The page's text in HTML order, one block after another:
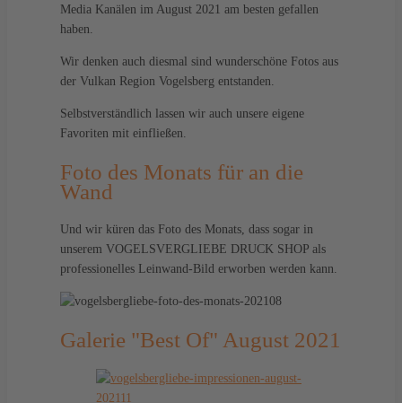
Media Kanälen im August 2021 am besten gefallen
haben.
Wir denken auch diesmal sind wunderschöne Fotos aus
der Vulkan Region Vogelsberg entstanden.
Selbstverständlich lassen wir auch unsere eigene
Favoriten mit einfließen.
Foto des Monats für an die
Wand
Und wir küren das Foto des Monats, dass sogar in
unserem VOGELSVERGLIEBE DRUCK SHOP als
professionelles Leinwand-Bild erworben werden kann.
Galerie "Best Of" August 2021